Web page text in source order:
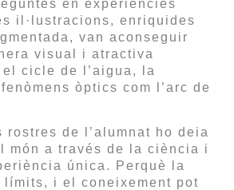
en experiències
il·lustracions, enriquides
van aconseguir
visual i atractiva
cicle de l’aigua, la
òptics com l’arc de
rostres de l’alumnat ho deia
món a través de la ciència i
única. Perquè la
i el coneixement pot